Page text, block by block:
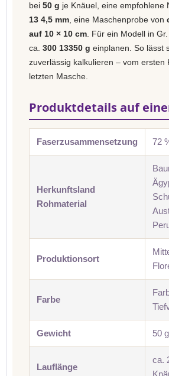
bei 50 g je Knäuel, eine empfohlene
13 4,5 mm , eine Maschenprobe von
auf 10 × 10 cm . Für ein Modell in
ca. 300 13350 g einplanen. So lässt
zuverlässig kalkulieren – vom ersten
letzten Masche.
Produktdetails auf
Faserzusammensetzung 72
Herkunftsland
Rohmaterial
Produktionsort
Farbe
Gewicht 50
Lauflänge
ca.